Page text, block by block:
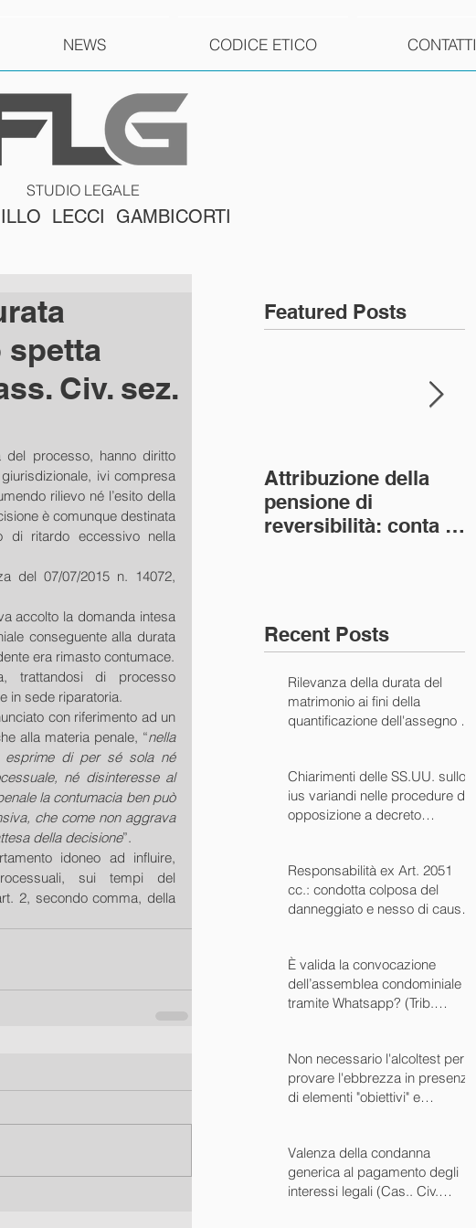
NEWS CODICE ETICO CONTATTI
STUDIO LEGALE
LECCI GAMBICORTI
Civ. sez.
processo, hanno diritto
ivi compresa
rilievo né l’esito della
è comunque destinata
ritardo eccessivo nella
del 07/07/2015 n. 14072,
accolto la domanda intesa
conseguente alla durata
trattandosi di processo
in sede riparatoria.
con riferimento ad un
alla materia penale, “nella
esprime di per sé sola né
né disinteresse al
la contumacia ben può
che come non aggrava
della decisione”.
idoneo ad influire,
sui tempi del
2, secondo comma, della
Featured Posts
Attribuzione della
pensione di
reversibilità: conta la
Recent Posts
Rilevanza della durata del
matrimonio ai fini della
quantificazione dell'assegno di
Chiarimenti delle SS.UU. sullo
ius variandi nelle procedure di
opposizione a decreto
Responsabilità ex Art. 2051
cc.: condotta colposa del
danneggiato e nesso di causa
È valida la convocazione
dell’assemblea condominiale
tramite Whatsapp? (Trib.
Non necessario l'alcoltest per
provare l'ebbrezza in presenza
di elementi "obiettivi" e
Valenza della condanna
generica al pagamento degli
interessi legali (Cas.. Civ.